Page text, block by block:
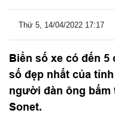
Thứ 5, 14/04/2022 17:17
Biển số xe có đến
số đẹp nhất của
người đàn ông bấm
Sonet.